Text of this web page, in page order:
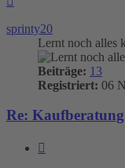
sprinty20
Lernt noch alles
Beiträge: 13
Registriert: 06
Re: Kaufberatung